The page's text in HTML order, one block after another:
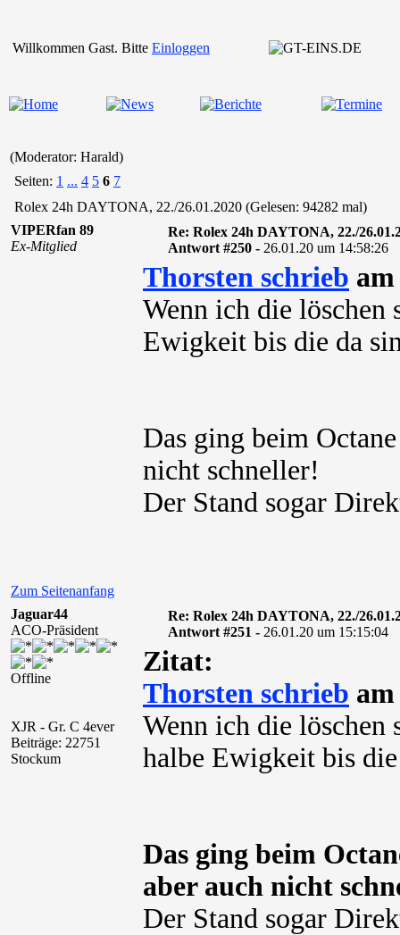
Willkommen Gast. Bitte Einloggen
(Moderator: Harald)
Seiten: 1 ... 4 5 6 7
Rolex 24h DAYTONA, 22./26.01.2020 (Gelesen: 94282 mal)
VIPERfan 89
Ex-Mitglied
Re: Rolex 24h DAYTONA, 22./
Antwort #250 - 26.01.20 um 14:58:26
Thorsten schrieb
Wenn ich die löschen
Ewigkeit bis die da
Das ging beim
nicht schneller!
Der Stand sogar
Zum Seitenanfang
Jaguar44
ACO-Präsident
Offline
XJR - Gr. C 4ever
Beiträge: 22751
Stockum
Re: Rolex 24h DAYTONA, 22./
Antwort #251 - 26.01.20 um 15:15:04
Zitat:
Thorsten schrieb
Wenn ich die löschen
halbe Ewigkeit bis
Das ging beim
aber auch nicht
Der Stand sogar